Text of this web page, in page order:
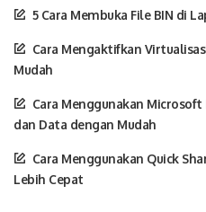
5 Cara Membuka File BIN di
Cara Mengaktifkan
Mudah
Cara Menggunakan
dan Data dengan Mudah
Cara Menggunakan Quick
Lebih Cepat